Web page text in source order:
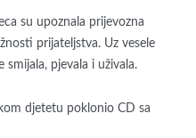
su upoznala prijevozna
prijateljstva. Uz vesele
smijala, pjevala i uživala.
djetetu poklonio CD sa